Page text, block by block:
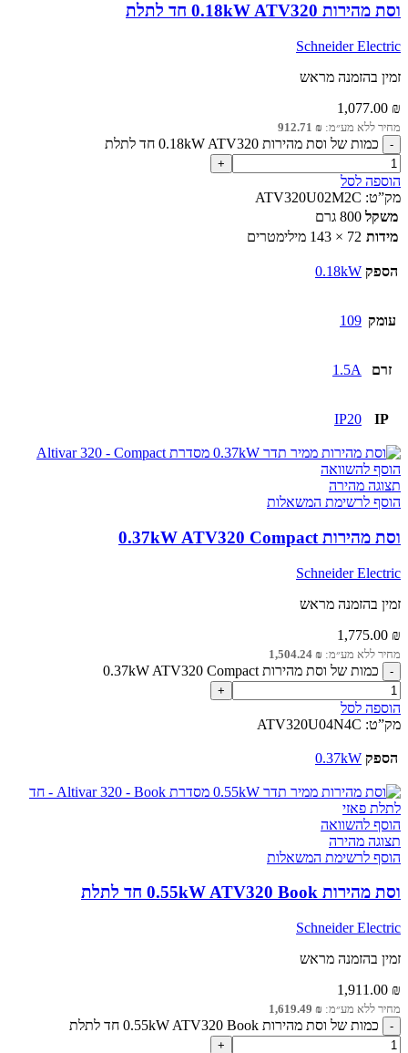
וסת מהירות 0.18kW ATV320 חד לתלת
Schneider Electric
זמין בהזמנה מראש
1,077.00 ₪
מחיר ללא מע״מ: 912.71 ₪
כמות של וסת מהירות 0.18kW ATV320 חד לתלת
הוספה לסל
מק”ט: ATV320U02M2C
משקל 800 גרם
מידות 72 × 143 מילימטרים
הספק 0.18kW
עומק 109
זרם 1.5A
IP
IP20
הוסף להשוואה
תצוגה מהירה
הוסף לרשימת המשאלות
וסת מהירות 0.37kW ATV320 Compact
Schneider Electric
זמין בהזמנה מראש
1,775.00 ₪
מחיר ללא מע״מ: 1,504.24 ₪
כמות של וסת מהירות 0.37kW ATV320 Compact
הוספה לסל
מק”ט: ATV320U04N4C
הספק 0.37kW
הוסף להשוואה
תצוגה מהירה
הוסף לרשימת המשאלות
וסת מהירות 0.55kW ATV320 Book חד לתלת
Schneider Electric
זמין בהזמנה מראש
1,911.00 ₪
מחיר ללא מע״מ: 1,619.49 ₪
כמות של וסת מהירות 0.55kW ATV320 Book חד לתלת